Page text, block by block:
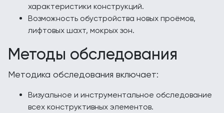
характеристики конструкций.
Возможность обустройства новых проёмов,
лифтовых шахт, мокрых зон.
Методы обследования
Методика обследования включает:
Визуальное и инструментальное обследование
всех конструктивных элементов.